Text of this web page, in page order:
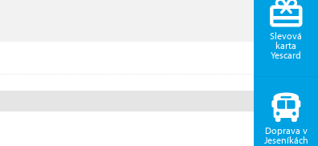
Slevová
karta
Yescard
Doprava v
Jeseníkách